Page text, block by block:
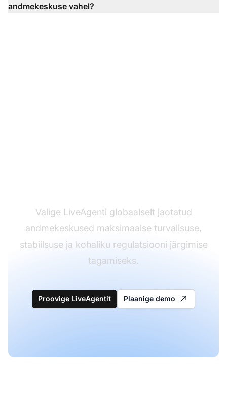
andmekeskuse vahel?
Valige LiveAgenti globaalselt jaotatud
andmekeskused maksimaalse turvalisuse,
stabiilsuse ja kohaliku regulatsiooni järgimise
tagamiseks.
Proovige LiveAgentit Plaanige demo